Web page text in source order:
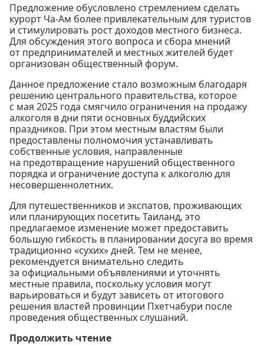
Предложение обусловлено стремлением сделать
курорт Ча-Ам более привлекательным для туристов
и стимулировать рост доходов местного бизнеса.
Для обсуждения этого вопроса и сбора мнений
от предпринимателей и местных жителей будет
организован общественный форум.
Данное предложение стало возможным благодаря
решению центрального правительства, которое
с мая 2025 года смягчило ограничения на продажу
алкоголя в дни пяти основных буддийских
праздников. При этом местным властям были
предоставлены полномочия устанавливать
собственные условия, направленные
на предотвращение нарушений общественного
порядка и ограничение доступа к алкоголю для
несовершеннолетних.
Для путешественников и экспатов, проживающих
или планирующих посетить Таиланд, это
предлагаемое изменение может предоставить
большую гибкость в планировании досуга во время
традиционно «сухих» дней. Тем не менее,
рекомендуется внимательно следить
за официальными объявлениями и уточнять
местные правила, поскольку условия могут
варьироваться и будут зависеть от итогового
решения властей провинции Пхетчабури после
проведения общественных слушаний.
Продолжить чтение